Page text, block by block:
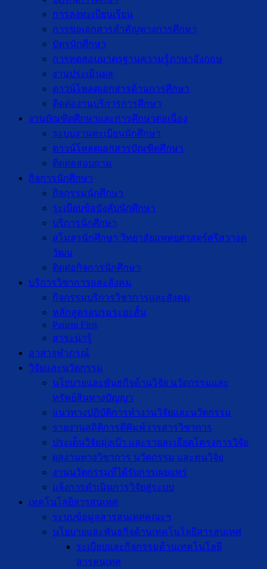
การลงทะเบียนเรียน
การขอเอกสารสำคัญทางการศึกษา
บัตรนักศึกษา
การทดสอบมาตรฐานความรู้ภาษาอังกฤษ
งานประเมินผล
ดาวน์โหลดเอกสารด้านการศึกษา
ติดต่องานบริการการศึกษา
งานบัณฑิตศึกษาเเละการศึกษาต่อเนื่อง
ระบบงานทะเบียนนักศึกษา
ดาวน์โหลดเอกสารบัณฑิตศึกษา
ติดต่อสอบถาม
กิจการนักศึกษา
กิจกรรมนักศึกษา
ระเบียบข้อบังคับนักศึกษา
บริการนักศึกษา
สโมสรนักศึกษา วิทยาลัยแพทยศาสตร์ศรีสวางค
วัฒน
ติดต่อกิจการนักศึกษา
บริการวิชาการและสังคม
กิจกรรมบริการวิชาการและสังคม
หลักสูตรอบรมระยะสั้น
Patient First
สาระน่ารู้
อาสาจุฬาภรณ์
วิจัยและนวัตกรรม
นโยบายและพันธกิจด้านวิจัย นวัตกรรมและ
ทรัพย์สินทางปัญญา
แนวทางปฏิบัติการทำงานวิจัยและนวัตกรรม
รายงานสถิติการตีพิมพ์วารสารวิชาการ
ประเด็นวิจัยมุ่งเป้า และรายละเอียดโครงการวิจัย
ผลงานทางวิชาการ นวัตกรรม และทุนวิจัย
งานนวัตกรรมที่ได้รับการเผยแพร่
แจ้งการดำเนินการวิจัยสู่ระบบ
เทคโนโลยีสารสนเทศ
ระบบข้อมูลสารสนเทศคณะฯ
นโยบายและพันธกิจด้านเทคโนโลยีสารสนเทศ
ระเบียบและกิจกรรมด้านเทคโนโลยี
สารสนเทศ